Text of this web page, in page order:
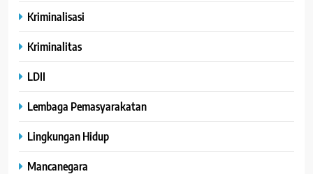
Kriminalisasi
Kriminalitas
LDII
Lembaga Pemasyarakatan
Lingkungan Hidup
Mancanegara